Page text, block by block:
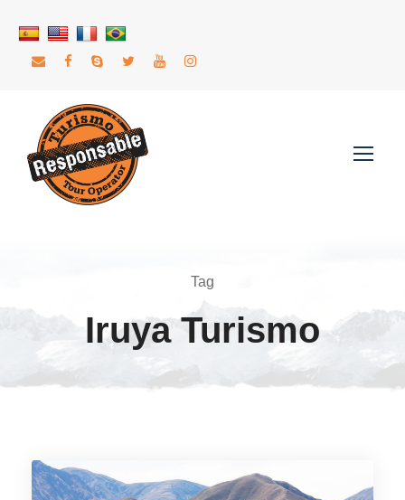
Tag
Iruya Turismo